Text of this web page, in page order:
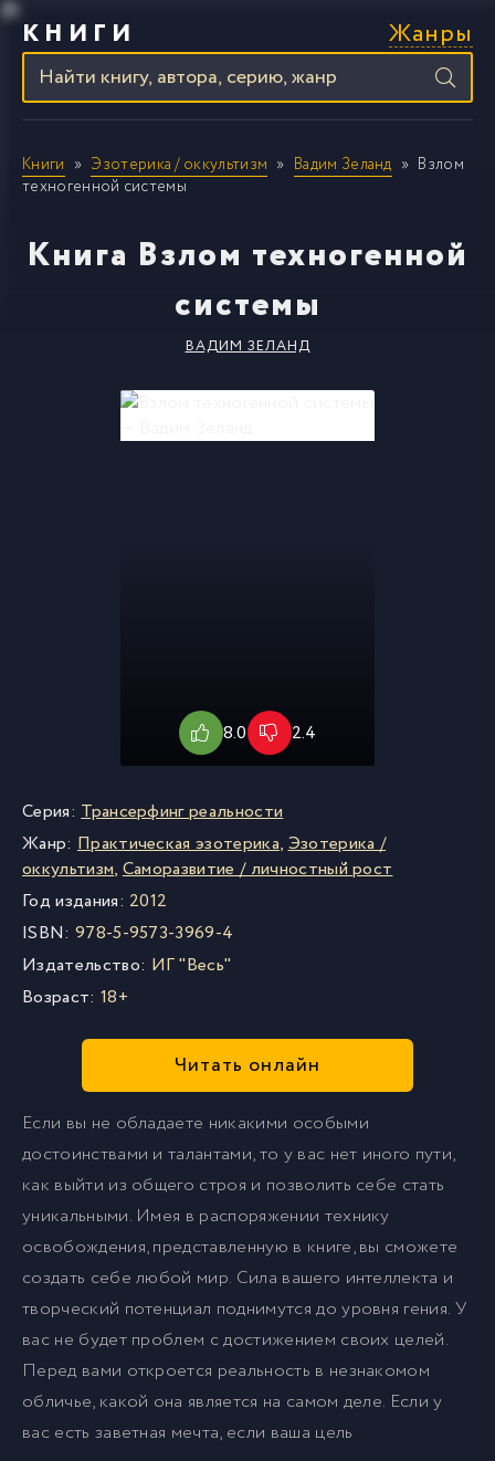
КНИГИ Жанры
Книги Эзотерика / оккультизм Вадим Зеланд
Взлом
техногенной системы
Книга Взлом техногенной
системы
ВАДИМ ЗЕЛАНД
8.0 2.4
Серия: Трансерфинг реальности
Жанр: Практическая эзотерика,Эзотерика /
оккультизм,Саморазвитие / личностный рост
Год издания: 2012
ISBN: 978-5-9573-3969-4
Издательство: ИГ "Весь"
Возраст: 18+
Читать онлайн
Если вы не обладаете никакими особыми
достоинствами и талантами, то у вас нет иного пути,
как выйти из общего строя и позволить себе стать
уникальными. Имея в распоряжении технику
освобождения, представленную в книге, вы сможете
создать себе любой мир. Сила вашего интеллекта и
творческий потенциал поднимутся до уровня гения. У
вас не будет проблем с достижением своих целей.
Перед вами откроется реальность в незнакомом
обличье, какой она является на самом деле. Если у
вас есть заветная мечта, если ваша цель